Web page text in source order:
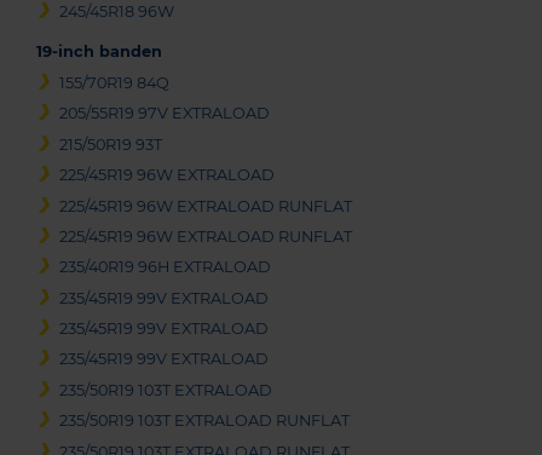
245/45R18 96W
19-inch banden
155/70R19 84Q
205/55R19 97V EXTRALOAD
215/50R19 93T
225/45R19 96W EXTRALOAD
225/45R19 96W EXTRALOAD RUNFLAT
225/45R19 96W EXTRALOAD RUNFLAT
235/40R19 96H EXTRALOAD
235/45R19 99V EXTRALOAD
235/45R19 99V EXTRALOAD
235/45R19 99V EXTRALOAD
235/50R19 103T EXTRALOAD
235/50R19 103T EXTRALOAD RUNFLAT